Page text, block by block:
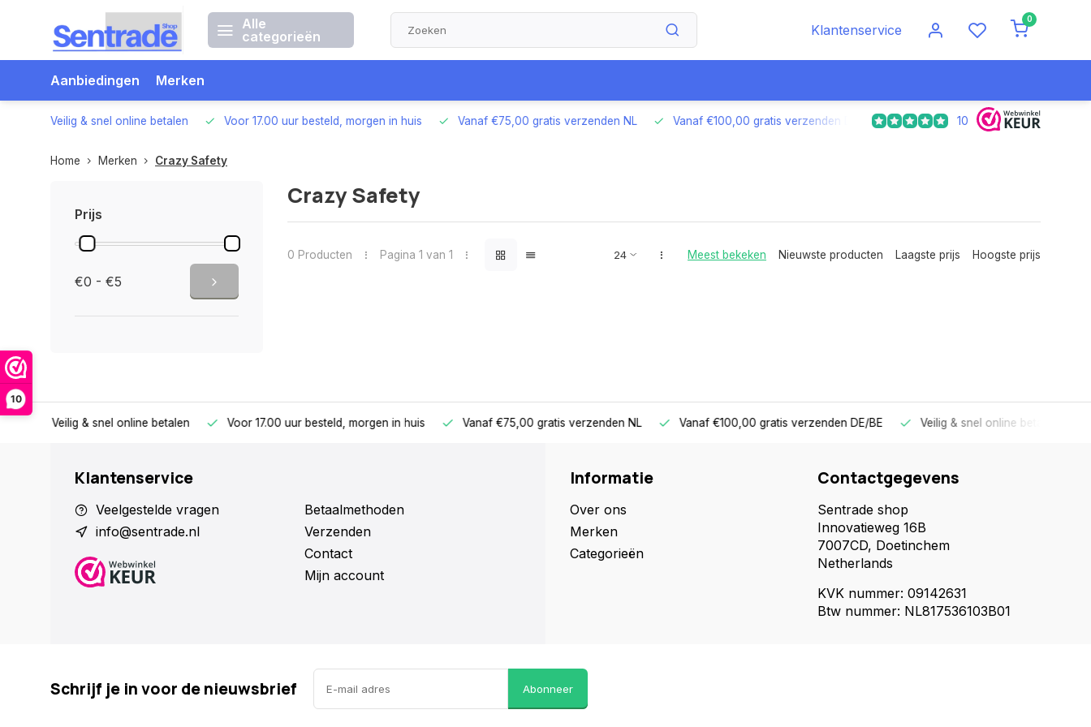
10
Alle
categorieën
Klantenservice
0
Aanbiedingen Merken
Voor 17.00 uur besteld, morgen in huis Vanaf €75,00 gratis verzenden NL Vanaf €100,00 gratis verzenden DE/BE Veilig & snel online betalen Voor 17.00 uur besteld,
10
Home Merken Crazy Safety
Prijs
€0 - €5
Crazy Safety
0 Producten Pagina 1 van 1 Meest bekeken Nieuwste producten Laagste prijs Hoogste prijs
Voor 17.00 uur besteld, morgen in huis Vanaf €75,00 gratis verzenden NL Vanaf €100,00 gratis verzenden DE/BE Veilig & snel online betalen Voor 17.00 uur besteld,
Klantenservice
Veelgestelde vragen
info@sentrade.nl
Betaalmethoden
Verzenden
Contact
Mijn account
Informatie
Over ons
Merken
Categorieën
Contactgegevens
Sentrade shop
Innovatieweg 16B
7007CD, Doetinchem
Netherlands
KVK nummer: 09142631
Btw nummer: NL817536103B01
Schrijf je in voor de nieuwsbrief Abonneer